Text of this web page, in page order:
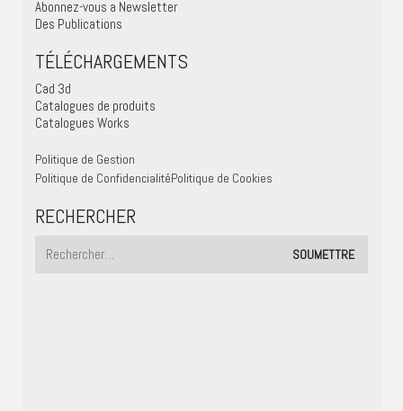
Abonnez-vous a Newsletter
Des Publications
TÉLÉCHARGEMENTS
Cad 3d
Catalogues de produits
Catalogues Works
Politique de Gestion
Politique de ConfidencialitéPolitique de Cookies
RECHERCHER